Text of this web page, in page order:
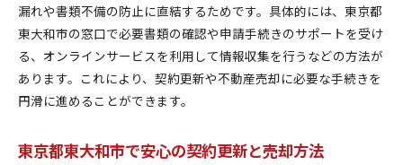
漏れや書類不備の防止に直結するためです。具体的には、東京都
東大和市の窓口で必要書類の確認や申請手続きのサポートを受け
る、オンラインサービスを利用して情報収集を行うなどの方法が
あります。これにより、契約更新や不動産売却に必要な手続きを
円滑に進めることができます。
東京都東大和市で安心の契約更新と売却方法